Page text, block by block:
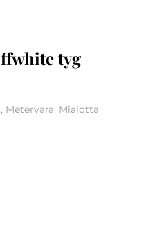
tyg
Metervara, Mialotta